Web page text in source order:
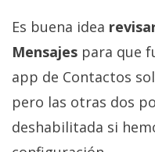
Es buena idea
Mensajes para que
app de Contactos
pero las otras dos
deshabilitada si